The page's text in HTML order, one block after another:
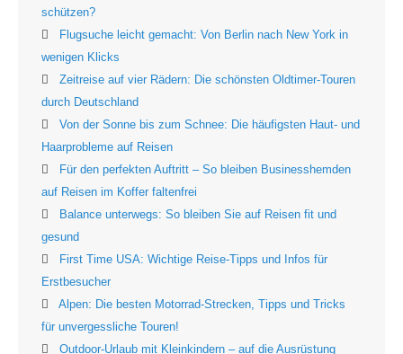
schützen?
Flugsuche leicht gemacht: Von Berlin nach New York in
wenigen Klicks
Zeitreise auf vier Rädern: Die schönsten Oldtimer-Touren
durch Deutschland
Von der Sonne bis zum Schnee: Die häufigsten Haut- und
Haarprobleme auf Reisen
Für den perfekten Auftritt – So bleiben Businesshemden
auf Reisen im Koffer faltenfrei
Balance unterwegs: So bleiben Sie auf Reisen fit und
gesund
First Time USA: Wichtige Reise-Tipps und Infos für
Erstbesucher
Alpen: Die besten Motorrad-Strecken, Tipps und Tricks
für unvergessliche Touren!
Outdoor-Urlaub mit Kleinkindern – auf die Ausrüstung